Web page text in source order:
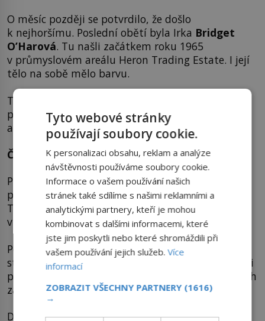
O měsíc později se potvrdilo, že došlo
k nejhoršímu. Poslední obětí byla Irka Bridget
O’Harová. Tu našli začátkem roku 1965
v průmyslovém areálu Heron Trading Estate. I její
tělo na sobě mělo barvu.
Tentýž lak objevili detektivové v jedné z budov
průmyslového komplexu. Že by konečně měli
aspoň vrahův úkryt?
Čtyřdenní Johnny
Policie teď zvolila nejsilnější kalibr – přidělila
případ vrchnímu vyšetřovateliJohnu Du Rosovi
Ten si díky rychlosti, jakou případy řešil,
v minulosti vysloužil přezdívku Čtyřdenní Johnny.
Poslal do ulic armády policistů a nechal vykonat
stovky domovních prohlídek. Policisté kontrolovali
projíždějící auta a vyslýchali tisíce lidí včetně všech
zaměstnanců areálu Heron Trading Estate.
Du Rose pravidelně ohlašoval, že se okruh
Tyto webové stránky
používají soubory cookie.
K personalizaci obsahu, reklam a analýze
návštěvnosti používáme soubory cookie.
Informace o vašem používání našich
stránek také sdílíme s našimi reklamními a
analytickými partnery, kteří je mohou
kombinovat s dalšími informacemi, které
jste jim poskytli nebo které shromáždili při
vašem používání jejich služeb.Více
informací
ZOBRAZIT VŠECHNY PARTNERY (1616)
→